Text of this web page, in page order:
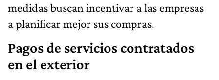
medidas buscan incentivar a las empresas
a planificar mejor sus compras.
Pagos de servicios contratados
en el exterior